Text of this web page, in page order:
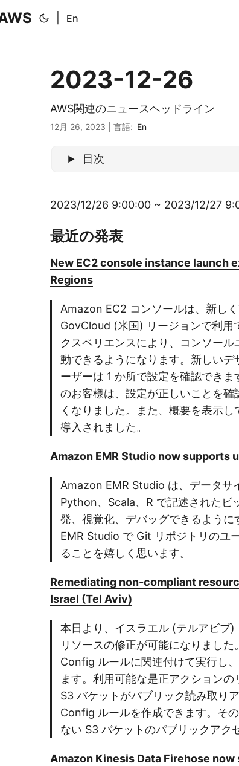
En
2023-12-26
AWS関連のニュースヘッドライン
12月 26, 2023 言語: En
目次
2023/12/26 9:00:00 ~ 2023/12/27
最近の発表
New EC2 console instance launch
Regions
Amazon EC2 コンソールは、新し
GovCloud (米国) リージョンで利用
クスペリエンスにより、コンソー
動できるようになります。新しい
ーザーは 1 か所で設定を確認でき
のお客様は、設定が正しいことを
くなりました。また、概要を表示
導入されました。
Amazon EMR Studio now
Amazon EMR Studio は、データサ
Python、Scala、R で記述されたビ
発、視覚化、デバッグできるよう
EMR Studio で Git リポジトリのユ
ることを嬉しく思います。
Remediating non-compliant
Israel (Tel Aviv)
本日より、イスラエル (テルアビブ
リソースの修正が可能になりまし
Config ルールに関連付けて実行し
ます。利用可能な是正アクション
S3 バケットがパブリック読み取り
Config ルールを作成できます。そ
ない S3 バケットのパブリックアク
Amazon Kinesis Data Firehose